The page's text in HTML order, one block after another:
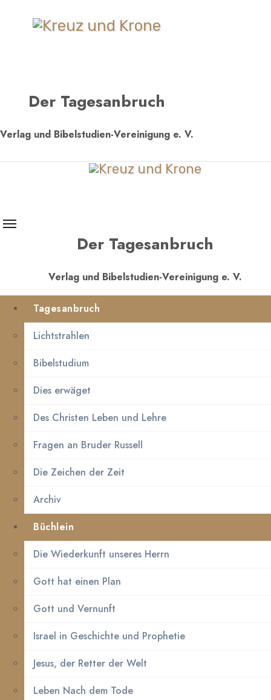
Der Tagesanbruch
Verlag und Bibelstudien-Vereinigung e. V.
Der Tagesanbruch
Verlag und Bibelstudien-Vereinigung e. V.
Tagesanbruch
Lichtstrahlen
Bibelstudium
Dies erwäget
Des Christen Leben und Lehre
Fragen an Bruder Russell
Die Zeichen der Zeit
Archiv
Büchlein
Die Wiederkunft unseres Herrn
Gott hat einen Plan
Gott und Vernunft
Israel in Geschichte und Prophetie
Jesus, der Retter der Welt
Leben Nach dem Tode